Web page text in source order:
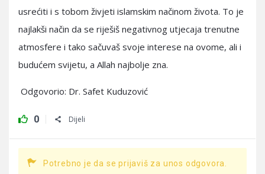
usrećiti i s tobom živjeti islamskim načinom života. To je
najlakši način da se riješiš negativnog utjecaja trenutne
atmosfere i tako sačuvaš svoje interese na ovome, ali i
budućem svijetu, a Allah najbolje zna.
Odgovorio: Dr. Safet Kuduzović
0 Dijeli
Potrebno je da se prijaviš za unos odgovora.